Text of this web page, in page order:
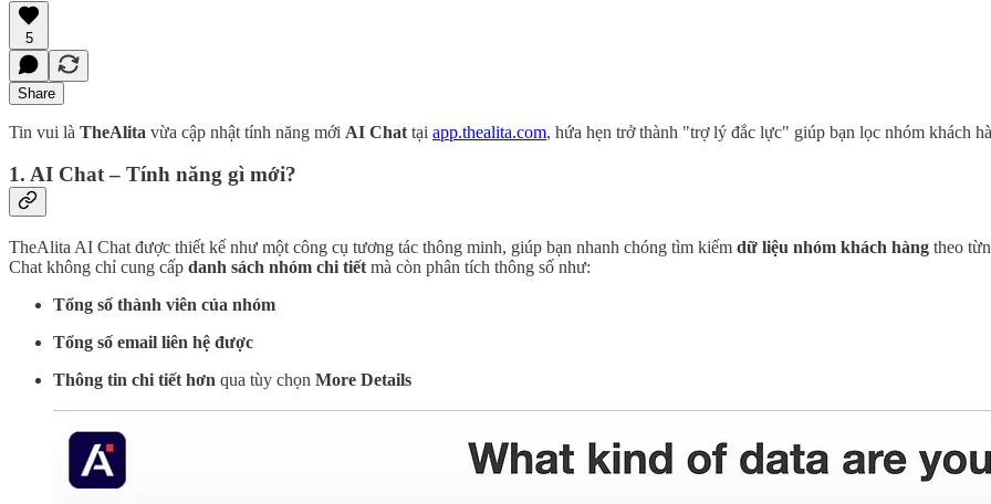
5
Share
Tin vui là TheAlita vừa cập nhật tính năng mới AI Chat tại app.thealita.com, hứa hẹn trở thành "trợ lý đắc lực" giúp bạn lọc nhóm khách
1. AI Chat – Tính năng gì mới?
TheAlita AI Chat được thiết kế như một công cụ tương tác thông minh, giúp bạn nhanh chóng tìm kiếm dữ liệu nhóm khách hàng theo
Chat không chỉ cung cấp danh sách nhóm chi tiết mà còn phân tích thông số như:
Tổng số thành viên của nhóm
Tổng số email liên hệ được
Thông tin chi tiết hơn qua tùy chọn More Details